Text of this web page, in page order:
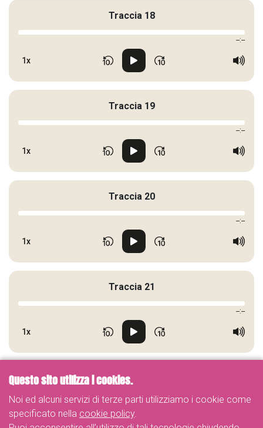
Traccia 18
--:--
1x
Traccia 19
--:--
1x
Traccia 20
--:--
1x
Traccia 21
--:--
1x
Questo sito utilizza i cookies.
Noi ed alcuni servizi di terze parti utilizziamo i cookie come
specificato nella cookie policy.